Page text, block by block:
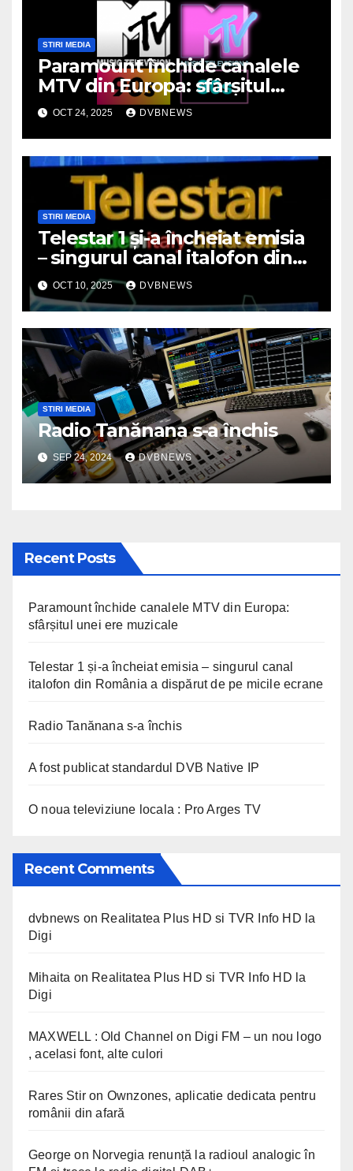
STIRI MEDIA
Paramount închide canalele
MTV din Europa: sfârșitul
unei ere muzicale
OCT 24, 2025 DVBNEWS
STIRI MEDIA
Telestar 1 și-a încheiat emisia
– singurul canal italofon din
România a dispărut de pe
micile ecrane
OCT 10, 2025 DVBNEWS
STIRI MEDIA
Radio Tanănana s-a închis
SEP 24, 2024 DVBNEWS
Recent Posts
Paramount închide canalele MTV din Europa:
sfârșitul unei ere muzicale
Telestar 1 și-a încheiat emisia – singurul canal
italofon din România a dispărut de pe micile ecrane
Radio Tanănana s-a închis
A fost publicat standardul DVB Native IP
O noua televiziune locala : Pro Arges TV
Recent Comments
dvbnews on Realitatea Plus HD si TVR Info HD la
Digi
Mihaita on Realitatea Plus HD si TVR Info HD la
Digi
MAXWELL : Old Channel on Digi FM – un nou logo
, acelasi font, alte culori
Rares Stir on Ownzones, aplicatie dedicata pentru
românii din afară
George on Norvegia renunță la radioul analogic în